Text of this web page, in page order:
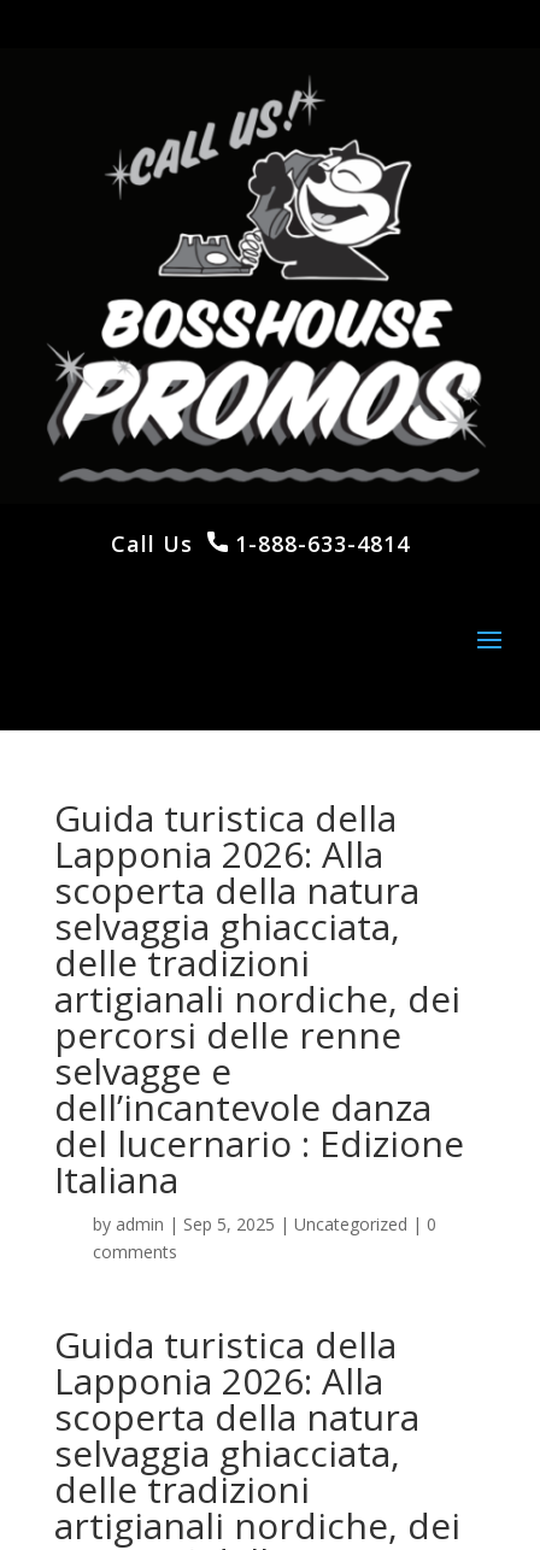
Call Us 1-888-633-4814
Guida turistica della
Lapponia 2026: Alla
scoperta della natura
selvaggia ghiacciata,
delle tradizioni
artigianali nordiche, dei
percorsi delle renne
selvagge e
dell’incantevole danza
del lucernario : Edizione
Italiana
by admin | Sep 5, 2025 | Uncategorized | 0
comments
Guida turistica della
Lapponia 2026: Alla
scoperta della natura
selvaggia ghiacciata,
delle tradizioni
artigianali nordiche, dei